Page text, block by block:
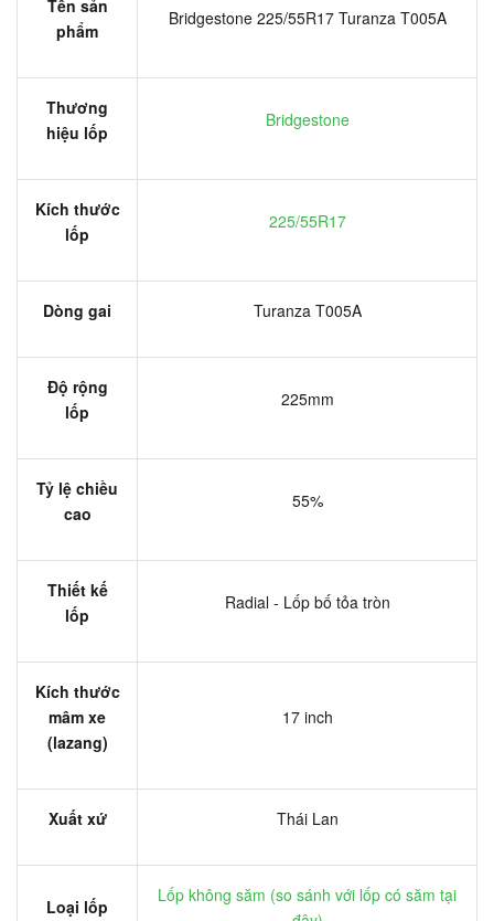
Tên sản
phẩm
Bridgestone 225/55R17 Turanza T005A
Thương
hiệu lốp
Bridgestone
Kích thước
lốp
225/55R17
Dòng gai Turanza T005A
Độ rộng
lốp
225mm
Tỷ lệ chiều
cao
55%
Thiết kế
lốp
Radial - Lốp bố tỏa tròn
Kích thước
mâm xe
(lazang)
17 inch
Xuất xứ Thái Lan
Loại lốp
Lốp không săm (so sánh với lốp có săm tại